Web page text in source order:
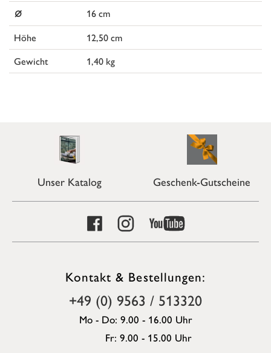
⌀
16 cm
Höhe
12,50 cm
Gewicht
1,40 kg
Unser Katalog Geschenk-Gutscheine
Kontakt & Bestellungen:
+49 (0) 9563 / 513320
Mo - Do: 9.00 - 16.00 Uhr
Fr: 9.00 - 15.00 Uhr